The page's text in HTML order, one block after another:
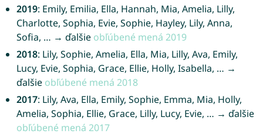
2019: Emily, Emilia, Ella, Hannah, Mia, Amelia, Lilly,
Charlotte, Sophia, Evie, Sophie, Hayley, Lily, Anna,
Sofia, … → ďalšie obľúbené mená 2019
2018: Lily, Sophie, Amelia, Ella, Mia, Lilly, Ava, Emily,
Lucy, Evie, Sophia, Grace, Ellie, Holly, Isabella, … →
ďalšie obľúbené mená 2018
2017: Lily, Ava, Ella, Emily, Sophie, Emma, Mia, Holly,
Amelia, Sophia, Ellie, Grace, Lilly, Lucy, Evie, … → ďalšie
obľúbené mená 2017